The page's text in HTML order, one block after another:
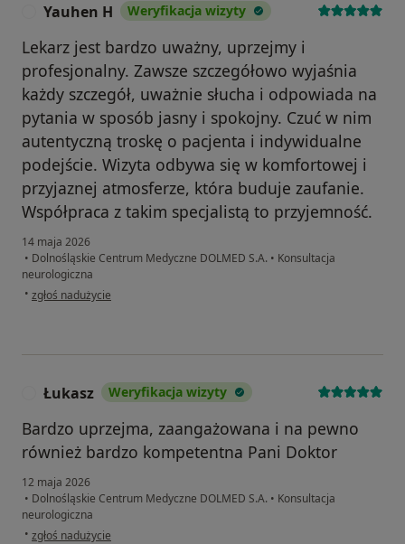
Yauhen H Weryfikacja wizyty
Lekarz jest bardzo uważny, uprzejmy i
profesjonalny. Zawsze szczegółowo wyjaśnia
każdy szczegół, uważnie słucha i odpowiada na
pytania w sposób jasny i spokojny. Czuć w nim
autentyczną troskę o pacjenta i indywidualne
podejście. Wizyta odbywa się w komfortowej i
przyjaznej atmosferze, która buduje zaufanie.
Współpraca z takim specjalistą to przyjemność.
14 maja 2026
• Dolnośląskie Centrum Medyczne DOLMED S.A. • Konsultacja
neurologiczna
• w opinii użytkownika Yauhen H
zgłoś nadużycie
Łukasz Weryfikacja wizyty
Bardzo uprzejma, zaangażowana i na pewno
również bardzo kompetentna Pani Doktor
12 maja 2026
• Dolnośląskie Centrum Medyczne DOLMED S.A. • Konsultacja
neurologiczna
• w opinii użytkownika Łukasz
zgłoś nadużycie